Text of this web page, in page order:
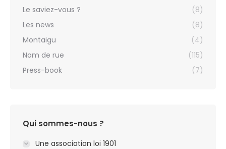
Le saviez-vous ?
(8)
Les news
(8)
Montaigu
(4)
Nom de rue
(115)
Press-book
(7)
Qui sommes-nous ?
Une association loi 1901